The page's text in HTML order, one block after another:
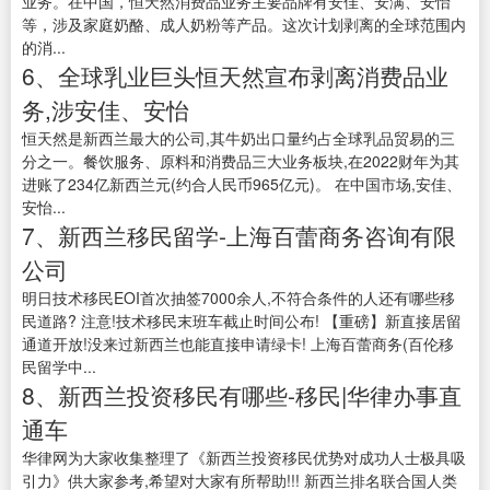
等，涉及家庭奶酪、成人奶粉等产品。这次计划剥离的全球范围内
的消...
6、全球乳业巨头恒天然宣布剥离消费品业
务,涉安佳、安怡
恒天然是新西兰最大的公司,其牛奶出口量约占全球乳品贸易的三
分之一。餐饮服务、原料和消费品三大业务板块,在2022财年为其
进账了234亿新西兰元(约合人民币965亿元)。 在中国市场,安佳、
安怡...
7、新西兰移民留学-上海百蕾商务咨询有限
公司
明日技术移民EOI首次抽签7000余人,不符合条件的人还有哪些移
民道路? 注意!技术移民末班车截止时间公布! 【重磅】新直接居留
通道开放!没来过新西兰也能直接申请绿卡! 上海百蕾商务(百伦移
民留学中...
8、新西兰投资移民有哪些-移民|华律办事直
通车
华律网为大家收集整理了《新西兰投资移民优势对成功人士极具吸
引力》供大家参考,希望对大家有所帮助!!! 新西兰排名联合国人类